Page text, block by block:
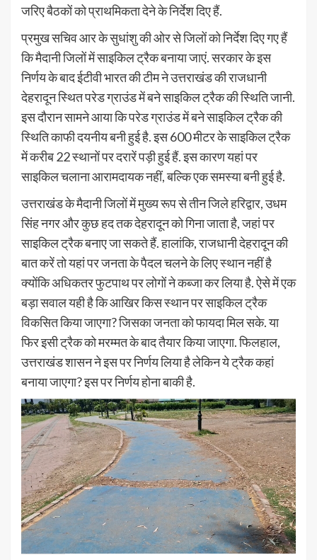
जरिए बैठकों को प्राथमिकता देने के निर्देश दिए हैं.
प्रमुख सचिव आर के सुधांशु की ओर से जिलों को निर्देश दिए गए हैं
कि मैदानी जिलों में साइकिल ट्रैक बनाया जाएं. सरकार के इस
निर्णय के बाद ईटीवी भारत की टीम ने उत्तराखंड की राजधानी
देहरादून स्थित परेड ग्राउंड में बने साइकिल ट्रैक की स्थिति जानी.
इस दौरान सामने आया कि परेड ग्राउंड में बने साइकिल ट्रैक की
स्थिति काफी दयनीय बनी हुई है. इस 600 मीटर के साइकिल ट्रैक
में करीब 22 स्थानों पर दरारें पड़ी हुई हैं. इस कारण यहां पर
साइकिल चलाना आरामदायक नहीं, बल्कि एक समस्या बनी हुई है.
उत्तराखंड के मैदानी जिलों में मुख्य रूप से तीन जिले हरिद्वार, उधम
सिंह नगर और कुछ हद तक देहरादून को गिना जाता है, जहां पर
साइकिल ट्रैक बनाए जा सकते हैं. हालांकि, राजधानी देहरादून की
बात करें तो यहां पर जनता के पैदल चलने के लिए स्थान नहीं है
क्योंकि अधिकतर फुटपाथ पर लोगों ने कब्जा कर लिया है. ऐसे में एक
बड़ा सवाल यही है कि आखिर किस स्थान पर साइकिल ट्रैक
विकसित किया जाएगा? जिसका जनता को फायदा मिल सके. या
फिर इसी ट्रैक को मरम्मत के बाद तैयार किया जाएगा. फिलहाल,
उत्तराखंड शासन ने इस पर निर्णय लिया है लेकिन ये ट्रैक कहां
बनाया जाएगा? इस पर निर्णय होना बाकी है.